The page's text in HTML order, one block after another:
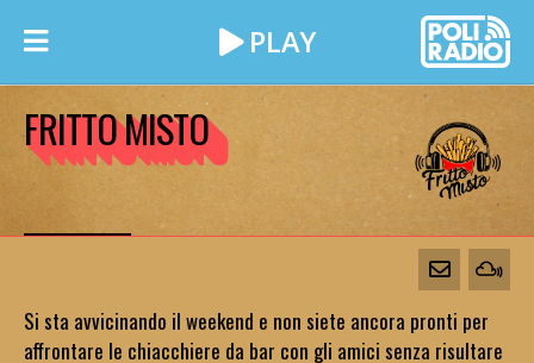
FRITTO MISTO
Si sta avvicinando il weekend e non siete ancora pronti per
affrontare le chiacchiere da bar con gli amici senza risultare